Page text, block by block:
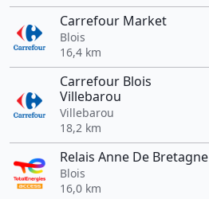
Carrefour Market
Blois
16,4 km
Carrefour Blois
Villebarou
Villebarou
18,2 km
Relais Anne De Bretagne
Blois
16,0 km